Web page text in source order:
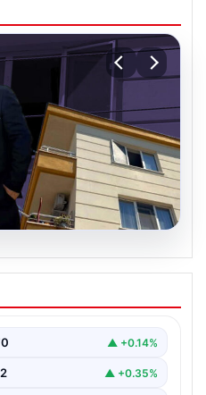
ilaçlaması felakete
annesi yoğun
▲ +0.14%
▲ +0.35%